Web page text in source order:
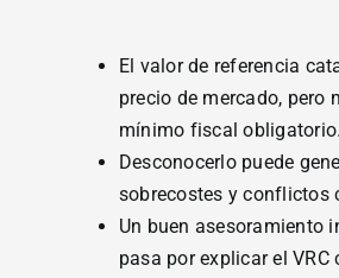
El valor de referencia
precio de mercado, pero
mínimo fiscal obligatorio.
Desconocerlo puede
sobrecostes y conflictos
Un buen asesoramiento
pasa por explicar el VRC